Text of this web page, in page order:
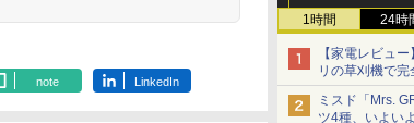
1時間 24時
【家電レビュ
リの草刈機で
ミスド「Mrs.
ツ4種、いよい
note LinkedIn